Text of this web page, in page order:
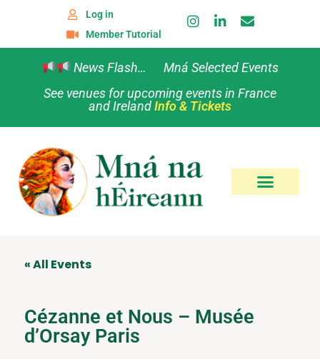
Log in
Member Tutorial
News Flash… Mná Selected Events
See venues for upcoming events in France
and IrelandInfo & Tickets
« All Events
Cézanne et Nous – Musée
d’Orsay Paris